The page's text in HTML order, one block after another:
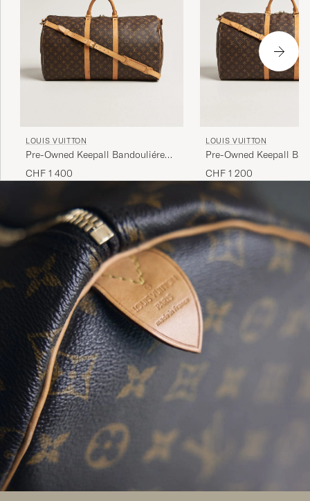
LOUIS VUITTON
Pre-Owned Keepall Bandouliére
55 Monogram
CHF 1 400
LOUIS VUITTON
Pre-Owned Keepall
60 Monogram
CHF 1 200